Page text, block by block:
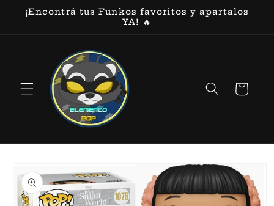
directamente
¡Encontrá tus Funkos favoritos y apartalos
YA! 🔥
Carrito
a la
información
del producto